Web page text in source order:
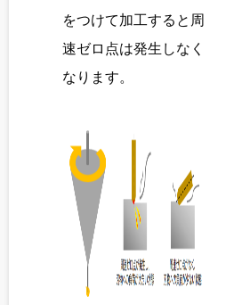
をつけて加工すると周
速ゼロ点は発生しなく
なります。